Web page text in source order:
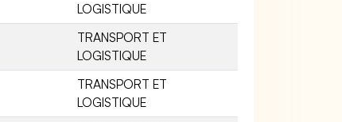
LOGISTIQUE
TRANSPORT ET
LOGISTIQUE
TRANSPORT ET
LOGISTIQUE